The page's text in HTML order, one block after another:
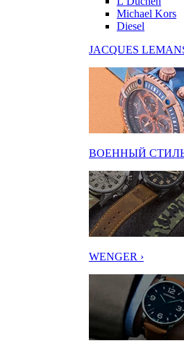
Michael Kors
Diesel
JACQUES
ВОЕННЫЙ СТИЛЬ
WENGER ›